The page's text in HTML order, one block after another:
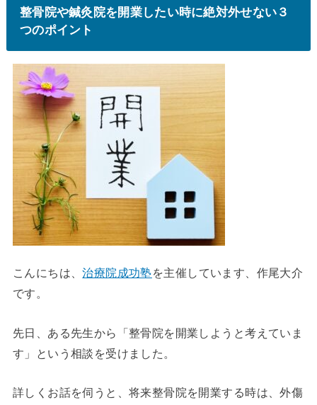
整骨院や鍼灸院を開業したい時に絶対外せない３
つのポイント
こんにちは、治療院成功塾を主催しています、作尾大介
です。
先日、ある先生から「整骨院を開業しようと考えていま
す」という相談を受けました。
詳しくお話を伺うと、将来整骨院を開業する時は、外傷